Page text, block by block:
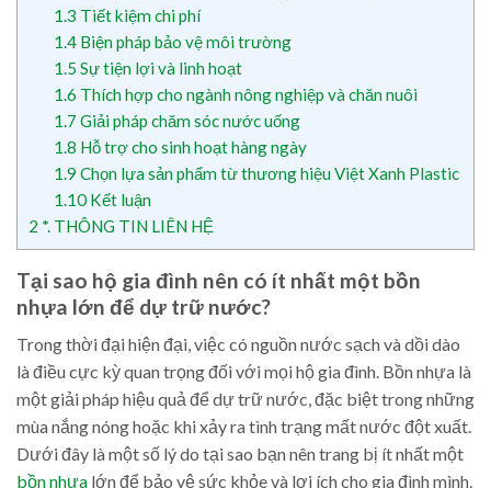
1.3 Tiết kiệm chi phí
1.4Biện pháp bảo vệ môi trường
1.5 Sự tiện lợi và linh hoạt
1.6 Thích hợp cho ngành nông nghiệp và chăn nuôi
1.7 Giải pháp chăm sóc nước uống
1.8 Hỗ trợ cho sinh hoạt hàng ngày
1.9 Chọn lựa sản phẩm từ thương hiệu Việt Xanh Plastic
1.10Kết luận
2 *. THÔNG TIN LIÊN HỆ
Tại sao hộ gia đình nên có ít nhất một bồn
nhựa lớn để dự trữ nước?
Trong thời đại hiện đại, việc có nguồn nước sạch và dồi dào
là điều cực kỳ quan trọng đối với mọi hộ gia đình. Bồn nhựa là
một giải pháp hiệu quả để dự trữ nước, đặc biệt trong những
mùa nắng nóng hoặc khi xảy ra tình trạng mất nước đột xuất.
Dưới đây là một số lý do tại sao bạn nên trang bị ít nhất một
bồn nhựa lớn để bảo vệ sức khỏe và lợi ích cho gia đình mình.